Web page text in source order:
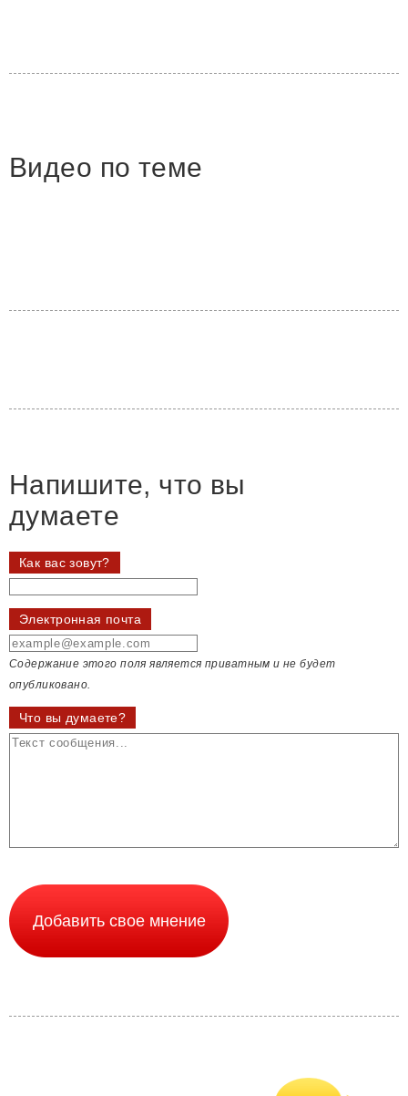
Видео по теме
Напишите, что вы
думаете
Как вас зовут?
Электронная почта
Содержание этого поля является приватным и не будет
опубликовано.
Что вы думаете?